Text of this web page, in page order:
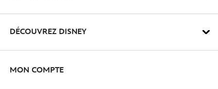
DÉCOUVREZ DISNEY
MON COMPTE